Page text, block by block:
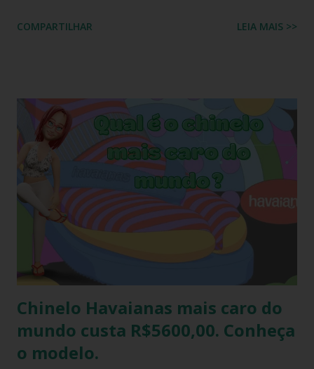
tanto do calor quanto do frio, ou seja, durante o processo
será molhado e exposto ao sol, sendo assim o chinelo pode
encolher de 1 a 2 cm. A comprovação é simples, se você
utilizar o chinelo adquirido no ano passado você verá que
ele está mais justo ao seu pé e se comprar um novo e
medir com o antigo a diferença irá aparecer também,
portanto não se assustem, chinelo de borracha encolhe
sim! * Fonte:
https://www.facebook.com/stillozcuritiba/posts/5438109
29037645 Logo temos que ter o cuidado de comprar os
COMPARTILHAR LEIA MAIS >>
Chinelo Havaianas mais caro do
mundo custa R$5600,00. Conheça
o modelo.